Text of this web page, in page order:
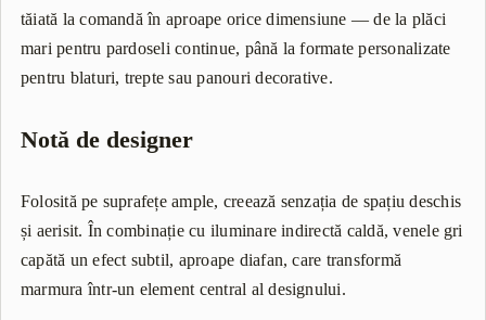
tăiată la comandă în aproape orice dimensiune — de la plăci
mari pentru pardoseli continue, până la formate personalizate
pentru blaturi, trepte sau panouri decorative.
Notă de designer
Folosită pe suprafețe ample, creează senzația de spațiu deschis
și aerisit. În combinație cu iluminare indirectă caldă, venele gri
capătă un efect subtil, aproape diafan, care transformă
marmura într-un element central al designului.